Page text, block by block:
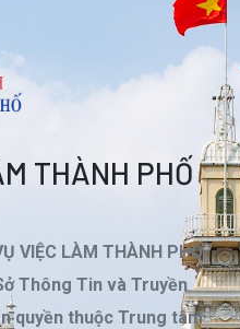
THÀNH PHỐ
VIỆC LÀM THÀNH PHỐ
Thông Tin và Truyền
quyền thuộc Trung tâm